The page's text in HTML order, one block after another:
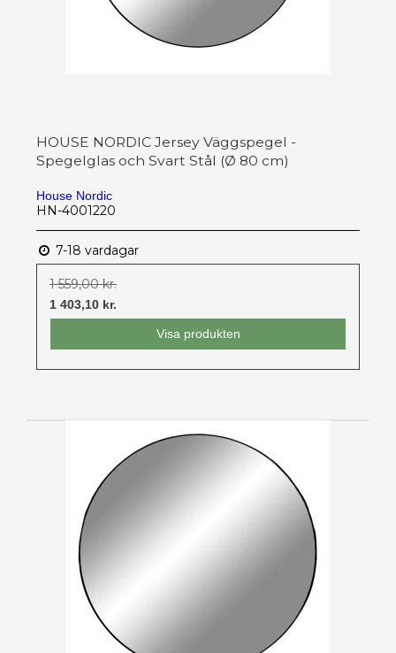
HOUSE NORDIC Jersey Väggspegel -
Spegelglas och Svart Stål (Ø 80 cm)
House Nordic
HN-4001220
7-18 vardagar
1 559,00 kr.
1 403,10 kr.
Visa produkten